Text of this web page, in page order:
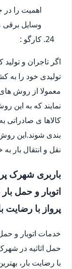
اهمیت را در
وسایل برقی
کارگو :
اگر تاجران و
تولیدی خود را به
معمولا از روش
نمایند که به این
کالاها ی
بندی شوند.این
نقل و انتقال بار
باربری شهرک
اتوبار و حمل
پرواز با رضایت
خدمات اتوبار و
حمل اثاثیه در
با رضایت بار،